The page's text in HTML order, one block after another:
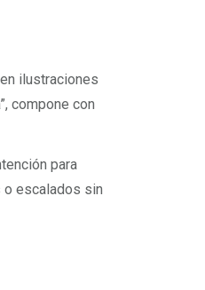
ilustraciones
compone con
para
o escalados sin